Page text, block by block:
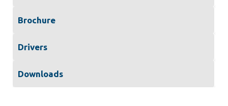
Brochure
Drivers
Downloads